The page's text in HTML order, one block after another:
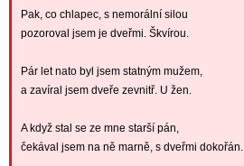
Pak, co chlapec, s nemorální silou
pozoroval jsem je dveřmi. Škvírou.
Pár let nato byl jsem statným mužem,
a zavíral jsem dveře zevnitř. U žen.
A když stal se ze mne starší pán,
čekával jsem na ně marně, s dveřmi dokořán.